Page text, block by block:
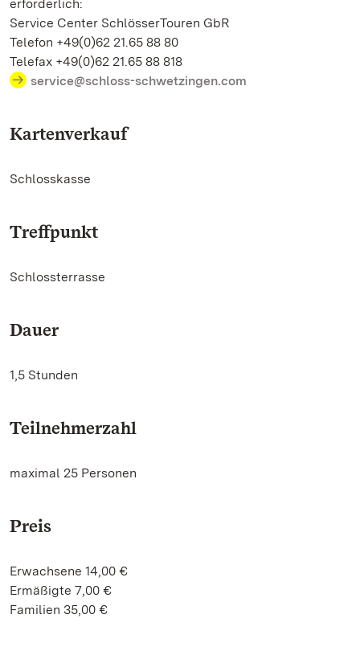
erforderlich:
Service Center SchlösserTouren GbR
Telefon +49(0)62 21.65 88 80
Telefax +49(0)62 21.65 88 818
service@schloss-schwetzingen.com
Kartenverkauf
Schlosskasse
Treffpunkt
Schlossterrasse
Dauer
1,5 Stunden
Teilnehmerzahl
maximal 25 Personen
Preis
Erwachsene 14,00 €
Ermäßigte 7,00 €
Familien 35,00 €